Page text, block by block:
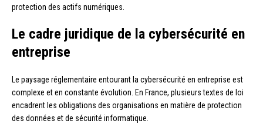
protection des actifs numériques.
Le cadre juridique de la cybersécurité en
entreprise
Le paysage réglementaire entourant la cybersécurité en entreprise est
complexe et en constante évolution. En France, plusieurs textes de loi
encadrent les obligations des organisations en matière de protection
des données et de sécurité informatique.